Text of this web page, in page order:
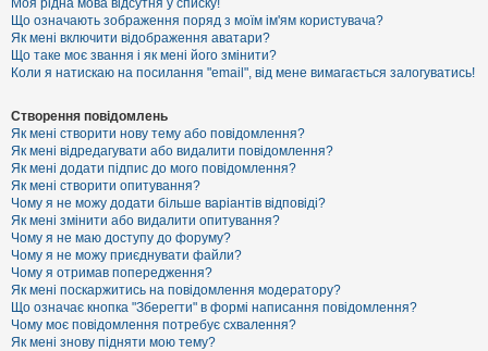
д
п
о
в
і
е
й
А
к
т
и
в
н
і
т
е
м
и
Що означають зображення поряд з моїм ім'ям користувача?
Як мені включити відображення аватари?
Що таке моє звання і як мені його змінити?
Коли я натискаю на посилання "email", від мене вимагається залогуватись!
Створення повідомлень
Як мені створити нову тему або повідомлення?
Як мені відредагувати або видалити повідомлення?
Як мені додати підпис до мого повідомлення?
Як мені створити опитування?
Чому я не можу додати більше варіантів відповіді?
Як мені змінити або видалити опитування?
Чому я не маю доступу до форуму?
Чому я не можу приєднувати файли?
Чому я отримав попередження?
Як мені поскаржитись на повідомлення модератору?
Що означає кнопка "Зберегти" в формі написання повідомлення?
Чому моє повідомлення потребує схвалення?
Як мені знову підняти мою тему?